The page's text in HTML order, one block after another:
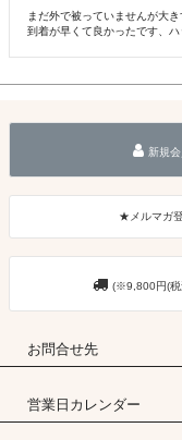
まだ外で被っていませんが大
新規
★メルマガ
(※9,800円(税
お問合せ先
営業日カレンダー